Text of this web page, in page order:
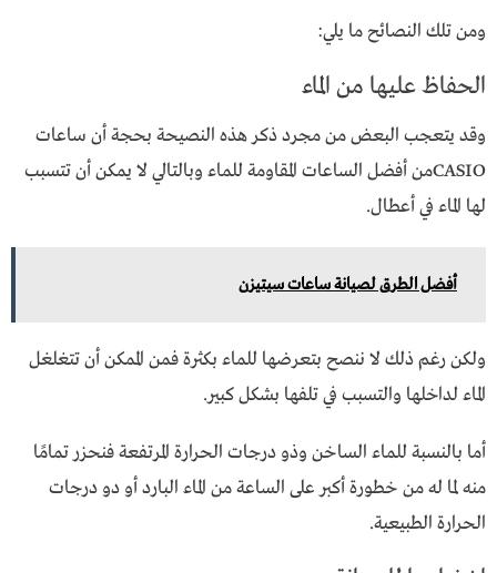
ومن تلك النصائح ما يلي:
الحفاظ عليها من الماء
وقد يتعجب البعض من مجرد ذكر هذه النصيحة بحجة أن ساعات
CASIOمن أفضل الساعات المقاومة للماء وبالتالي لا يمكن أن تتسبب
لها الماء في أعطال.
أفضل الطرق لصيانة ساعات سيتيزن
ولكن رغم ذلك لا ننصح بتعرضها للماء بكثرة فمن الممكن أن تتغلغل
الماء لداخلها والتسبب في تلفها بشكل كبير.
أما بالنسبة للماء الساخن وذو درجات الحرارة المرتفعة فنحزر تمامًا
منه لما له من خطورة أكبر على الساعة من الماء البارد أو دو درجات
الحرارة الطبيعية.